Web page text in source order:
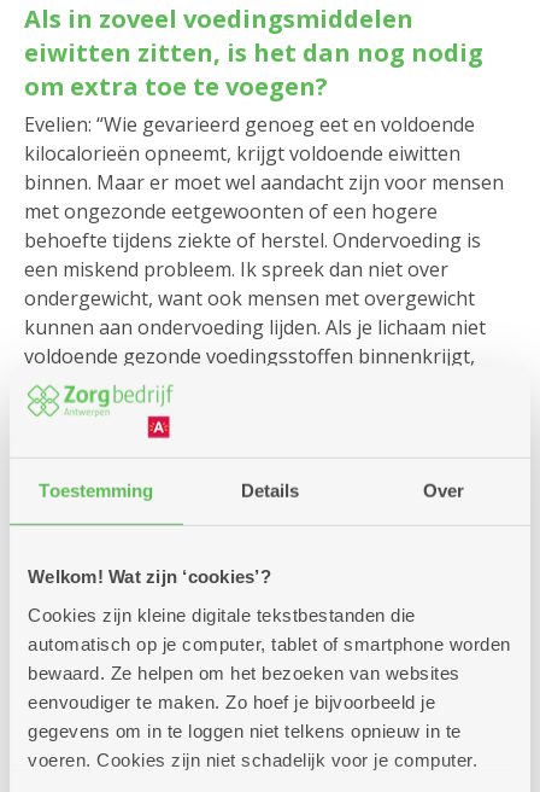
Toestemming Details Over
Welkom! Wat zijn ‘cookies’?
Cookies zijn kleine digitale tekstbestanden die
automatisch op je computer, tablet of smartphone worden
bewaard. Ze helpen om het bezoeken van websites
eenvoudiger te maken. Zo hoef je bijvoorbeeld je
gegevens om in te loggen niet telkens opnieuw in te
voeren. Cookies zijn niet schadelijk voor je computer.
Als in zoveel voedingsmiddelen
eiwitten zitten, is het dan nog nodig
om extra toe te voegen?
Evelien: “Wie gevarieerd genoeg eet en voldoende
kilocalorieën opneemt, krijgt voldoende eiwitten
binnen. Maar er moet wel aandacht zijn voor mensen
met ongezonde eetgewoonten of een hogere
behoefte tijdens ziekte of herstel. Ondervoeding is
een miskend probleem. Ik spreek dan niet over
ondergewicht, want ook mensen met overgewicht
kunnen aan ondervoeding lijden. Als je lichaam niet
voldoende gezonde voedingsstoffen binnenkrijgt,
worden spieren afgebroken, krijgen je hart en longen
het moeilijker, word je sneller ziek en gaat herstel bij
ziekte of na operatie langzamer.”